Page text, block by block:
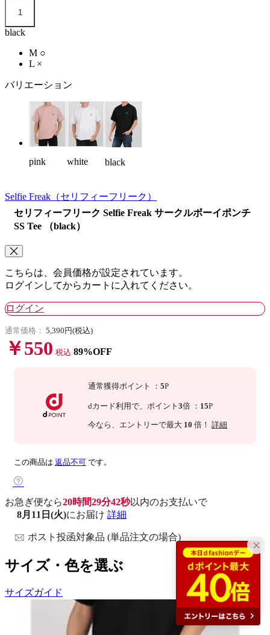
1
black
M ○
L ×
バリエーション
pink white black
Selfie Freak （セリフィーフリーク）
セリフィーフリーク Selfie Freak サークルボーイポンチ
SS Tee （black）
こちらは、会員価格が設定されています。
ログインしてからカートに入れてください。
ログイン
通常価格： 5,390円(税込)
￥550 税込 89%OFF
通常獲得ポイント ：5P
dカード利用で、 ポイント3倍 ： 15P
今なら 、エントリーで最大 10 倍！詳細
この商品は 返品不可 です。
お急ぎ便なら20時間29分41秒以内のお支払いで
8月11日(火)にお届け 詳細
ポスト投函対象品 (単品注文の場合)
サイズ・色を選ぶ
サイズガイド